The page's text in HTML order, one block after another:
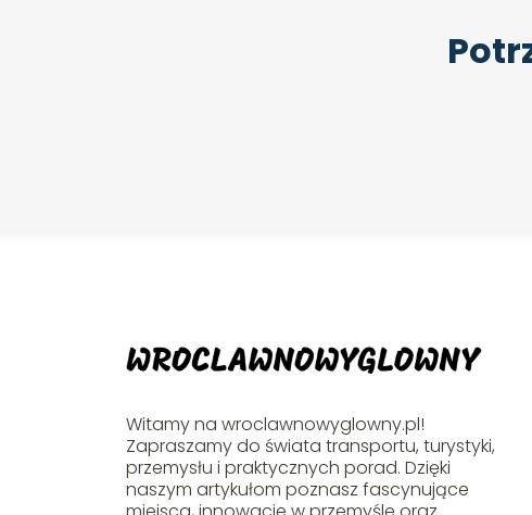
Witamy na wroclawnowyglowny.pl!
Zapraszamy do świata transportu, turystyki,
przemysłu i praktycznych porad. Dzięki
naszym artykułom poznasz fascynujące